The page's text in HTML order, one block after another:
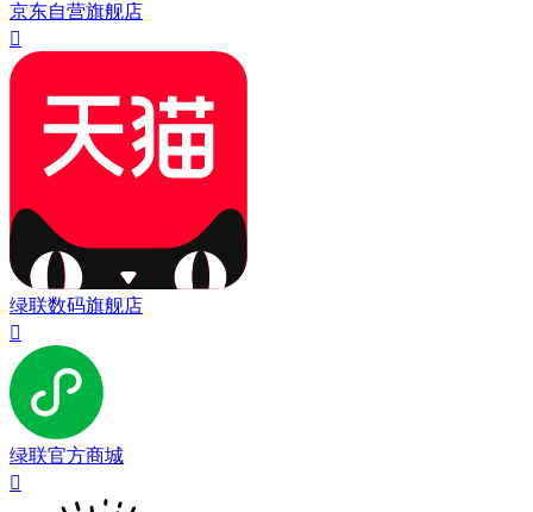
京东自营旗舰店

绿联数码旗舰店

绿联官方商城
